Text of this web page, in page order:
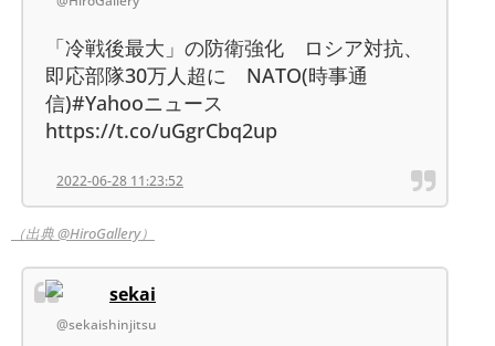
「冷戦後最大」の防衛強化 ロシア対抗、
即応部隊30万人超に NATO(時事通
信)#Yahooニュース
https://t.co/uGgrCbq2up
2022-06-28 11:23:52
（出典 @HiroGallery）
sekai
@sekaishinjitsu